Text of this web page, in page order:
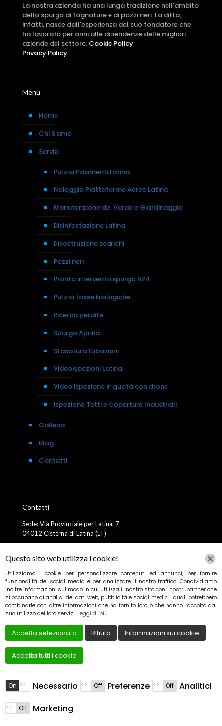
La nostra azienda ha una lunga tradizione nell'ambito
dello spurgo di fognature e di pozzi neri. La ditta,
infatti, nasce dall'esperienza del suo fondatore che
ha lavorato per anni alle dipendenze delle migliori
aziende del settore. Cookie Policy
Privacy Policy
Menu
Home
Chi Siamo
Servizi
Pulizia Pavimenti Latina
Noleggio Piattaforme Aeree Latina
Manutenzione del Verde e Giardinaggio
Disinfestazione Latina
Disostruzione scarichi
Pozzi neri
Pronto intervento spurgo h24
Pulizia fosse biologiche
Ricerca perdite
Spurgo Aprilia
Stasatura tubazioni
Videoispezioni Latina
Video ispezione in quota con drone
Ispezione Tetti e Coperture Industriali
Galleria
Blog
Contatti
Contatti
Sede: Via Provinciale per Latina, 7
04012 Cisterna di Latina (LT)
E-mail: sosspurghisrl.2023@gmail.com
Tel: +39 320 874 5141
Creato daLocal Web – Agenzia Web Marketing
02566710972 | Tutti i diritti riservati.
Questo sito web utilizza i cookie!
Utilizziamo i cookie per personalizzare contenuti ed annunci, per fornire
funzionalità dei social media e per analizzare il nostro traffico. Condividiamo
inoltre informazioni sul modo in cui utilizza il nostro sito con i nostri partner che
si occupano di analisi dei dati web, pubblicità e social media, i quali potrebbero
combinarle con altre informazioni che ha fornito loro o che hanno raccolto dal
suo utilizzo dei loro servizi. Leggi di più
Accetta selezionato Rifiuta Informazioni sui cookie
Accetta tutti i cookie
Necessario Preferenze
Analitici
Marketing